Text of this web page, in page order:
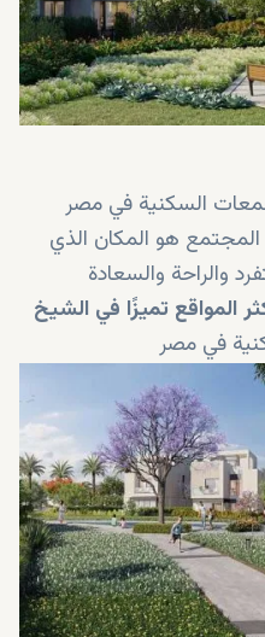
السكنية في مصر
هو المكان الذي
والراحة والسعادة
المواقع تميزًا في الشيخ
في مصر